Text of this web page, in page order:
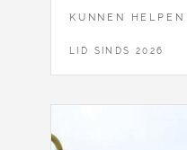
KUNNEN HELPEN
LID SINDS 2026